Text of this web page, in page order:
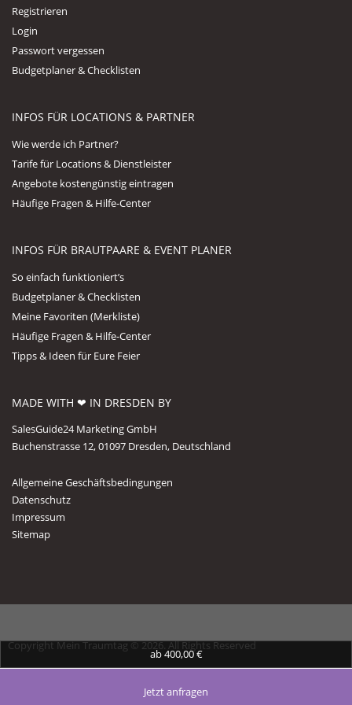
Registrieren
Login
Passwort vergessen
Budgetplaner & Checklisten
INFOS FÜR LOCATIONS & PARTNER
Wie werde ich Partner?
Tarife für Locations & Dienstleister
Angebote kostengünstig eintragen
Häufige Fragen & Hilfe-Center
INFOS FÜR BRAUTPAARE & EVENT PLANER
So einfach funktioniert’s
Budgetplaner & Checklisten
Meine Favoriten (Merkliste)
Häufige Fragen & Hilfe-Center
Tipps & Ideen für Eure Feier
MADE WITH ❤ IN DRESDEN BY
SalesGuide24 Marketing GmbH
Buchenstrasse 12, 01097 Dresden, Deutschland
Allgemeine Geschäftsbedingungen
Datenschutz
Impressum
Sitemap
Copyright Mein Traumtag © 2026. All Rights Reserved
ab 400,00 €
Jetzt anfragen